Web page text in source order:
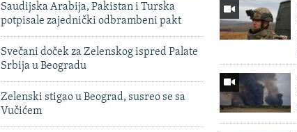
Saudijska Arabija, Pakistan i Turska
potpisale zajednički odbrambeni pakt
Svečani doček za Zelenskog ispred Palate
Srbija u Beogradu
Zelenski stigao u Beograd, susreo se sa
Vučićem